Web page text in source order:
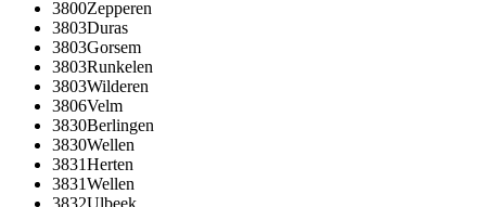
3800Zepperen
3803Duras
3803Gorsem
3803Runkelen
3803Wilderen
3806Velm
3830Berlingen
3830Wellen
3831Herten
3831Wellen
3832Ulbeek